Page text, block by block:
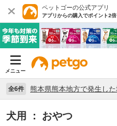
ペットゴーの公式アプリ
アプリからの購入でポイント2倍
メニュー
全6件
犬用 ： おやつ